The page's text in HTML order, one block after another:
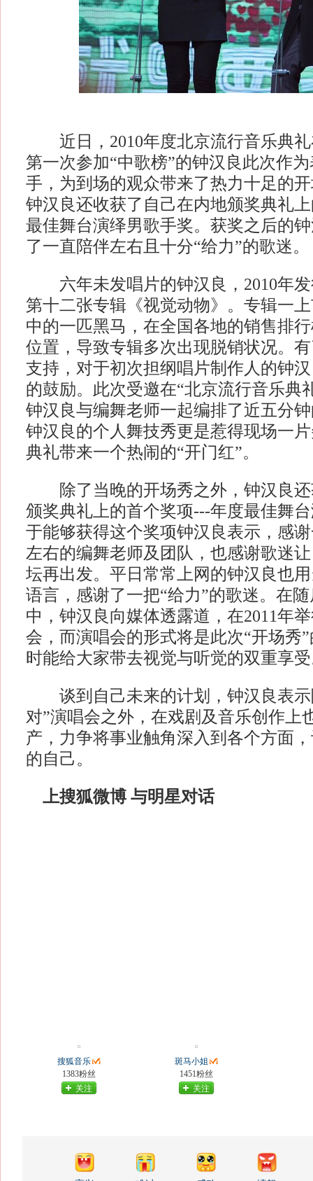
近日，2010年度北京流行音乐典礼
第一次参加“中歌榜”的钟汉良此次作
手，为到场的观众带来了热力十足的
钟汉良还收获了自己在内地颁奖典礼
最佳舞台演绎男歌手奖。获奖之后的
了一直陪伴左右且十分“给力”的歌迷。
六年未发唱片的钟汉良，2010年发
第十二张专辑《视觉动物》。专辑一
中的一匹黑马，在全国各地的销售排
位置，导致专辑多次出现脱销状况。
支持，对于初次担纲唱片制作人的钟
的鼓励。此次受邀在“北京流行音乐典
钟汉良与编舞老师一起编排了近五分
钟汉良的个人舞技秀更是惹得现场一
典礼带来一个热闹的“开门红”。
除了当晚的开场秀之外，钟汉良还
颁奖典礼上的首个奖项---年度最佳舞
于能够获得这个奖项钟汉良表示，感
左右的编舞老师及团队，也感谢歌迷
坛再出发。平日常常上网的钟汉良也
语言，感谢了一把“给力”的歌迷。在
中，钟汉良向媒体透露道，在2011年
会，而演唱会的形式将是此次“开场秀
时能给大家带去视觉与听觉的双重享
谈到自己未来的计划，钟汉良表示
对”演唱会之外，在戏剧及音乐创作上
产，力争将事业触角深入到各个方面
的自己。
上搜狐微博 与明星对话
搜狐音乐
1383粉丝
关注
斑马小姐
1451粉丝
关注